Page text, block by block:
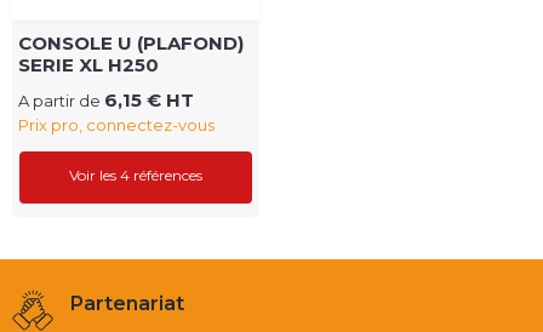
CONSOLE U (PLAFOND)
SERIE XL H250
A partir de 6,15 € HT
Prix pro, connectez-vous
Voir les 4 références
Partenariat